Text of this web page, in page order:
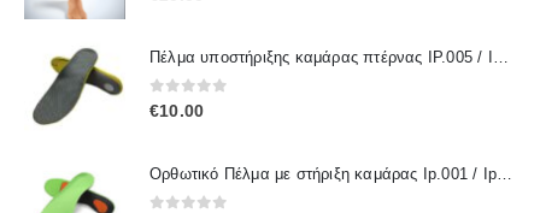
Πέλμα υποστήριξης καμάρας πτέρνας IP.005 / IPinsoles
0out of 5
€10.00
Ορθωτικό Πέλμα με στήριξη καμάρας Ip.001 / IpInsoles